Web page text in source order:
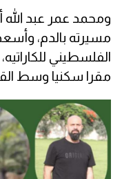
ومحمد عمر عبد الله
مسيرته بالدم،
الفلسطيني
مقرا سكنيا وسط